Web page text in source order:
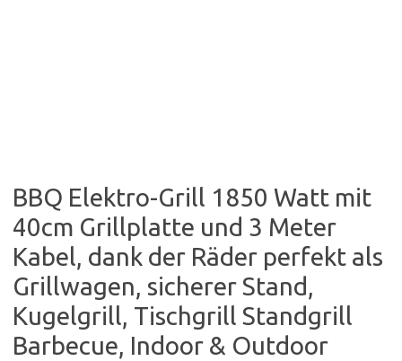
BBQ Elektro-Grill 1850 Watt mit
40cm Grillplatte und 3 Meter
Kabel, dank der Räder perfekt als
Grillwagen, sicherer Stand,
Kugelgrill, Tischgrill Standgrill
Barbecue, Indoor & Outdoor